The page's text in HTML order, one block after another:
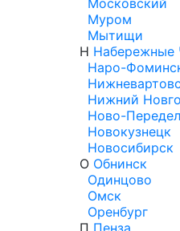
Московский
Муром
Мытищи
Н Набережные
Наро-
Нижний
Ново-
Новокузнецк
Новосибирск
О Обнинск
Одинцово
Омск
Оренбург
П Пенза